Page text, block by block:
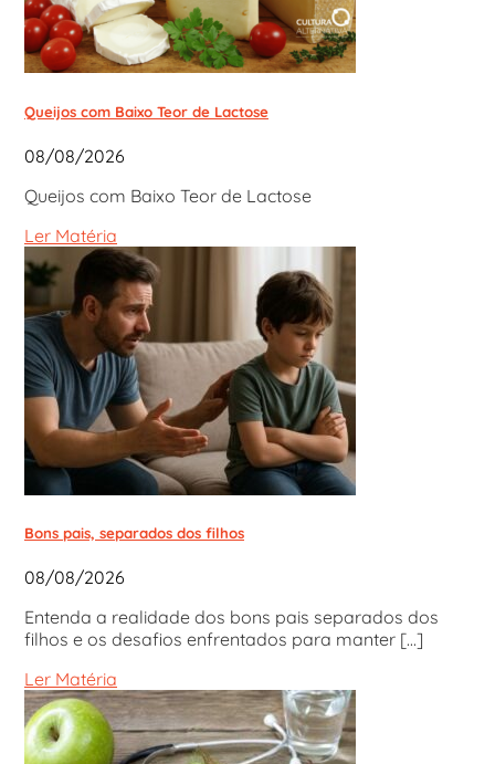
Queijos com Baixo Teor de Lactose
08/08/2026
Queijos com Baixo Teor de Lactose
Ler Matéria
Bons pais, separados dos filhos
08/08/2026
Entenda a realidade dos bons pais separados dos
filhos e os desafios enfrentados para manter [...]
Ler Matéria